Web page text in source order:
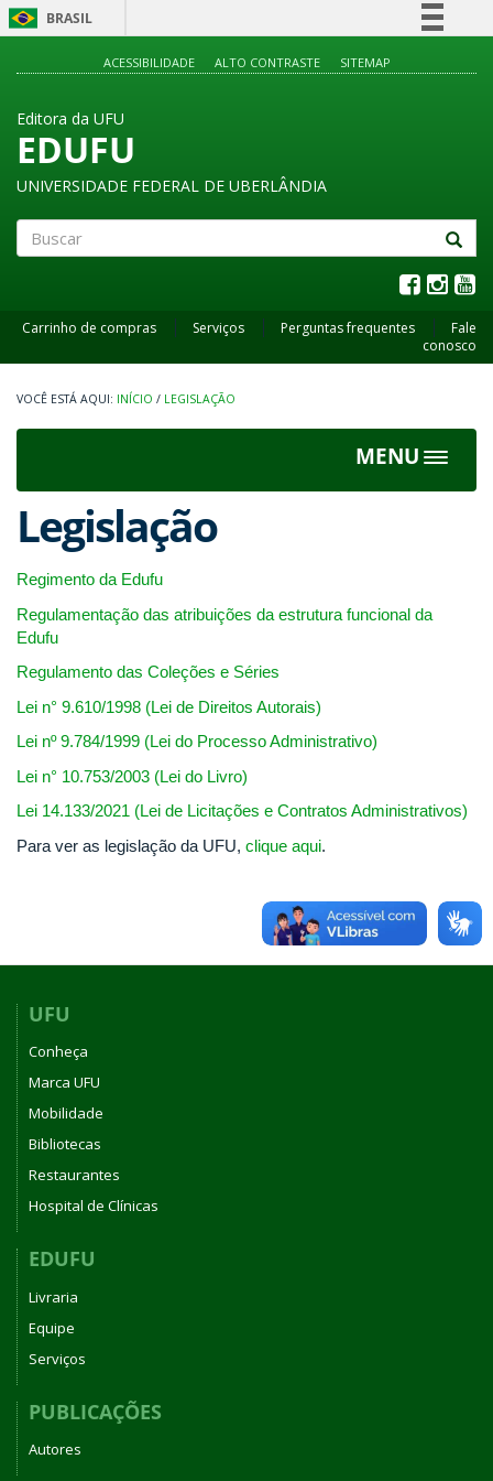
BRASIL
Legislação
Canais
ACESSIBILIDADE ALTO CONTRASTE SITEMAP
Editora da UFU
EDUFU
UNIVERSIDADE FEDERAL DE UBERLÂNDIA
Carrinho de compras Serviços Perguntas frequentes
Fale
conosco
INÍCIO / LEGISLAÇÃO
MENU
Toggle
Legislação
Regimento da Edufu
Regulamentação das atribuições da estrutura funcional da
Edufu
Regulamento das Coleções e Séries
Lei n° 9.610/1998 (Lei de Direitos Autorais)
Lei nº 9.784/1999 (Lei do Processo Administrativo)
Lei n° 10.753/2003 (Lei do Livro)
Lei 14.133/2021 (Lei de Licitações e Contratos Administrativos)
Para ver as legislação da UFU, clique aqui.
UFU
Conheça
Marca UFU
Mobilidade
Bibliotecas
Restaurantes
Hospital de Clínicas
EDUFU
Livraria
Equipe
Serviços
PUBLICAÇÕES
Autores